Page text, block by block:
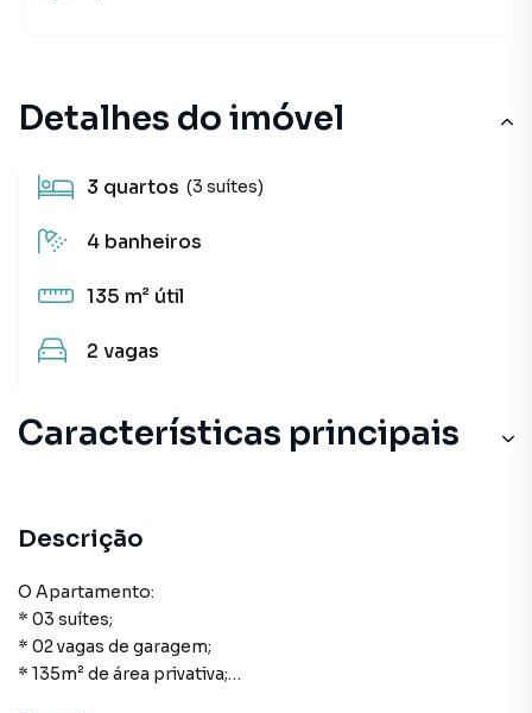
Detalhes do imóvel
3 quartos (3 suítes)
4 banheiros
135 m² útil
2 vagas
Características principais
Descrição
O Apartamento:
* 03 suítes;
* 02 vagas de garagem;
* 135m² de área privativa;